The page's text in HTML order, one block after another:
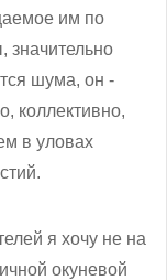
им по
значительно
шума, он -
коллективно,
в уловах
я хочу не на
окуневой